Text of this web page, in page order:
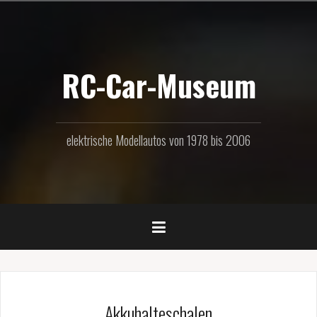
RC-Car-Museum
elektrische Modellautos von 1978 bis 2006